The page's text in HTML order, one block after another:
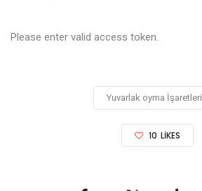
Please enter valid access token.
Yuvarlak oyma İşaretleri
10 LIKES